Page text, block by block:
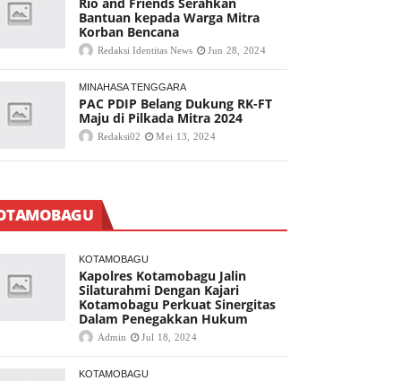
Bantuan kepada Warga Mitra
Korban Bencana
Redaksi Identitas News Jun 28, 2024
MINAHASA TENGGARA
PAC PDIP Belang Dukung RK-FT
Maju di Pilkada Mitra 2024
Redaksi02 Mei 13, 2024
KOTAMOBAGU
Kapolres Kotamobagu Jalin
Silaturahmi Dengan Kajari
Kotamobagu Perkuat Sinergitas
Dalam Penegakkan Hukum
Admin Jul 18, 2024
KOTAMOBAGU